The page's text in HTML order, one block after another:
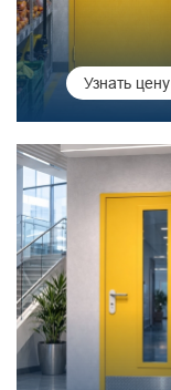
Узнать цену